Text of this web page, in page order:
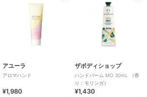
アユーラ
アロマハンド
¥1,980
ザボディショップ
ハンドバーム MO 30mL （香
り：モリンガ）
¥1,430